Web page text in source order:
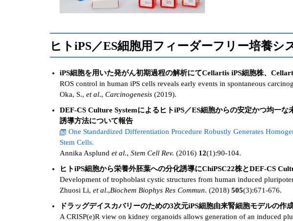
ヒトiPS／ES細胞用フィーダーフリー培養シ
iPS細胞を用いた発がん初期過程の解析にてCellartis iPS細胞株、
ROS control in human iPS cells reveals early events in spontaneous
Oka, S., et al., Carcinogenesis (2019).
DEF-CS Culture SystemによるヒトiPS／ES細胞からの安定かつ均一
誘導方法について報告
One Standardized Differentiation Procedure Robustly Generates
Stem Cells.
Annika Asplund et al., Stem Cell Rev. (2016) 12(1):90-104.
ヒトiPS細胞から栄養外胚葉への分化誘導にChiPSC22株とDEF-CS
Development of trophoblast cystic structures from human induced
Zhuosi Li, et al.,Biochem Biophys Res Commun. (2018) 505(3):671-676.
ドラッグデイスカバリーのための3次元iPS細胞由来腎細胞モデルの作
A CRISP(e)R view on kidney organoids allows generation of an induced